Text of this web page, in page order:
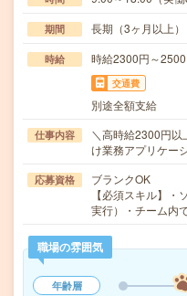
期間 長期（3ヶ月以上）
時給 時給2300円～
交通費
別途全額支給
仕事内容
＼高時給2300円以
け業務アプリケー
応募資格
ブランクOK
【必須スキル】・
実行）・チーム内
職場の雰囲気
年齢層